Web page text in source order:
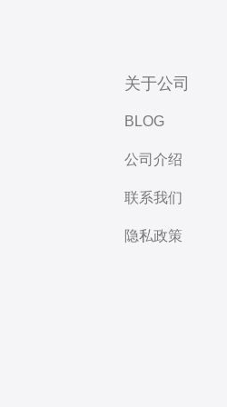
关于公司
BLOG
公司介绍
联系我们
隐私政策